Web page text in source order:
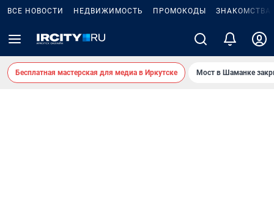
ВСЕ НОВОСТИ НЕДВИЖИМОСТЬ ПРОМОКОДЫ ЗНАКОМСТВА
Бесплатная мастерская для медиа в Иркутске Мост в Шаманке